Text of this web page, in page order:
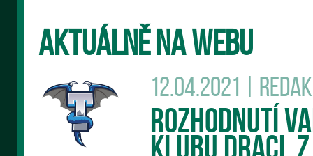
AKTUÁLNĚ NA WEBU
12.04.2021 |
Rozhodnutí